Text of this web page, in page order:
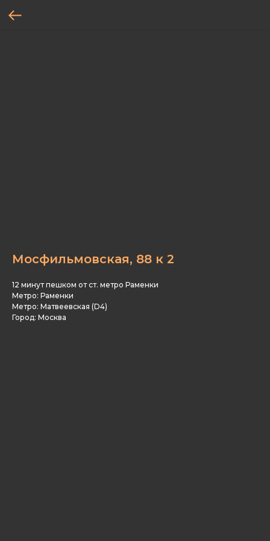
Мосфильмовская, 88 к 2
12 минут пешком от ст. метро Раменки
Метро: Раменки
Метро: Матвеевская (D4)
Город: Москва